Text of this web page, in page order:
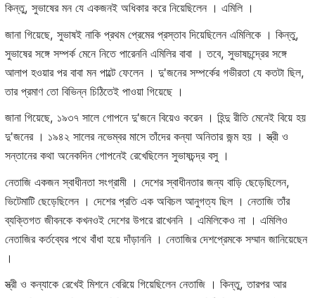
কিন্তু, সুভাষের মন যে একজনই অধিকার করে নিয়েছিলেন । এমিলি ।
জানা গিয়েছে, সুভাষই নাকি প্রথম প্রেমের প্রস্তাব দিয়েছিলেন এমিলিকে । কিন্তু,
সুভাষের সঙ্গে সম্পর্ক মেনে নিতে পারেননি এমিলির বাবা । তবে, সুভাষচন্দ্রের সঙ্গে
আলাপ হওয়ার পর বাবা মন পাল্টে ফেলেন । দু'জনের সম্পর্কের গভীরতা যে কতটা ছিল,
তার প্রমাণ তো বিভিন্ন চিঠিতেই পাওয়া গিয়েছে ।
জানা গিয়েছে, ১৯৩৭ সালে গোপনে দু'জনে বিয়েও করেন । হিন্দু রীতি মেনেই বিয়ে হয়
দু'জনের । ১৯৪২ সালের নভেম্বর মাসে তাঁদের কন্যা অনিতার জন্ম হয় । স্ত্রী ও
সন্তানের কথা অনেকদিন গোপনেই রেখেছিলেন সুভাষচন্দ্র বসু ।
নেতাজি একজন স্বাধীনতা সংগ্রামী । দেশের স্বাধীনতার জন্য বাড়ি ছেড়েছিলেন,
ভিটেমাটি ছেড়েছিলেন । দেশের প্রতি এক অবিচল আনুগত্য ছিল । নেতাজি তাঁর
ব্যক্তিগত জীবনকে কখনওই দেশের উপরে রাখেননি । এমিলিকেও না । এমিলিও
নেতাজির কর্তব্যের পথে বাঁধা হয়ে দাঁড়াননি । নেতাজির দেশপ্রেমকে সম্মান জানিয়েছেন
।
স্ত্রী ও কন্যাকে রেখেই মিশনে বেরিয়ে গিয়েছিলেন নেতাজি । কিন্তু, তারপর আর